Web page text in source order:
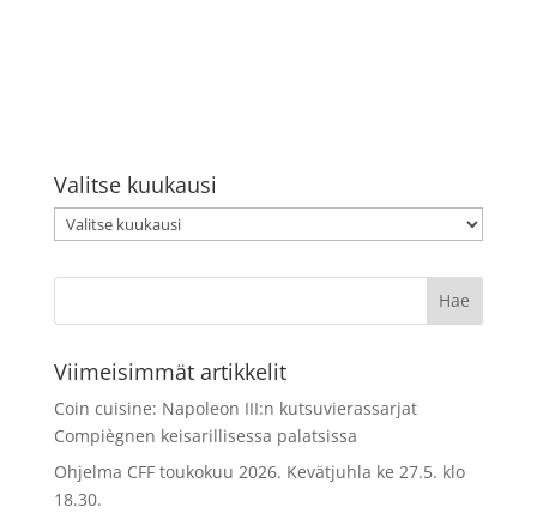
Valitse kuukausi
Valitse
kuukausi
Viimeisimmät artikkelit
Coin cuisine: Napoleon III:n kutsuvierassarjat
Compiègnen keisarillisessa palatsissa
Ohjelma CFF toukokuu 2026. Kevätjuhla ke 27.5. klo
18.30.